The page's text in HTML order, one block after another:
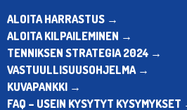
ALOITA HARRASTUS →
ALOITA KILPAILEMINEN →
TENNIKSEN STRATEGIA 2024 →
VASTUULLISUUSOHJELMA →
KUVAPANKKI →
FAQ – USEIN KYSYTYT KYSYMYKSET